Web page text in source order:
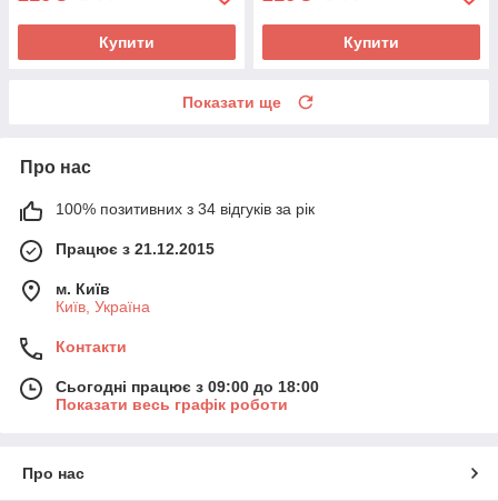
Купити Купити
Показати ще
Про нас
100% позитивних з 34 відгуків за рік
Працює з 21.12.2015
м. Київ
Київ, Україна
Контакти
Сьогодні працює з 09:00 до 18:00
Показати весь графік роботи
Про нас